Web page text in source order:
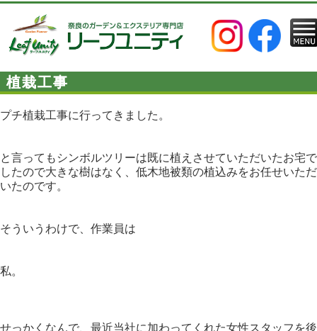
植栽工事
プチ植栽工事に行ってきました。
と言ってもシンボルツリーは既に植えさせていただいたお宅で
したので大きな樹はなく、低木地被類の植込みをお任せいただ
いたのです。
そういうわけで、作業員は
私。
せっかくなんで、最近当社に加わってくれた女性スタッフを後